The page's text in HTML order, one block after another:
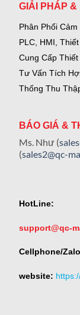
GIẢI PHÁP &
Phân Phối
PLC, HMI, Thiết
Cung Cấp Thiết
Tư Vấn Tích
Thống Thu
BÁO GIÁ &
Ms. Như (
(sales2@qc-
HotLine:
support@qc-
Cellphone/
website: